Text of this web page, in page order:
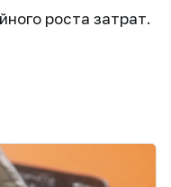
роста затрат.